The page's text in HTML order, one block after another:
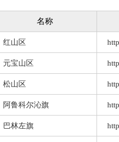
名称
红山区
元宝山区
松山区
阿鲁科尔沁旗
巴林左旗